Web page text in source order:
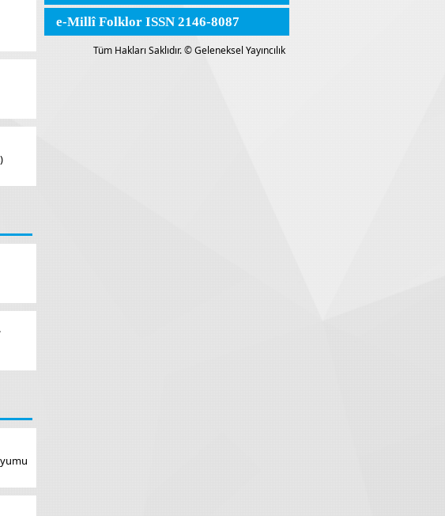
e-Millî Folklor ISSN 2146-8087
Tüm Hakları Saklıdır. © Geleneksel Yayıncılık